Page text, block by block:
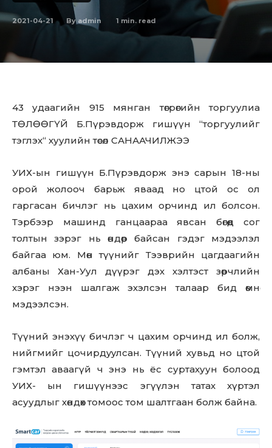
2021-04-21 By admin 1 min. read
43 удаагийн 915 мянган төгрөгийн торгуулиа
ТӨЛӨӨГҮЙ Б.Пүрэвдорж гишүүн “торгуулийг
тэглэх“ хуулийн төсөл САНААЧИЛЖЭЭ
УИХ-ын гишүүн Б.Пүрэвдорж энэ сарын 18-ны
орой жолооч барьж яваад но цтой ос ол
гаргасан бичлэг нь цахим орчинд ил болсон.
Тэрбээр машинд ганцаараа явсан бөгөөд сог
толтын зэрэг нь өндөр байсан гэдэг мэдээлэл
байгаа юм. Мөн түүнийг Тээврийн цагдаагийн
албаны Хан-Уул дүүрэг дэх хэлтэст зөрчлийн
хэрэг нээн шалгаж эхэлсэн талаар бид өмнө
мэдээлсэн.
Түүний энэхүү бичлэг ч цахим орчинд ил болж,
нийгмийг цoчирдyyлсан. Түүний хувьд но цтой
гэмтэл аваагүй ч энэ нь ёс суртахуун болоод
УИХ- ын гишүүнээс эгүүлэн татах хүртэл
асуудлыг хөндөх томоос том шалтгаан болж байна.